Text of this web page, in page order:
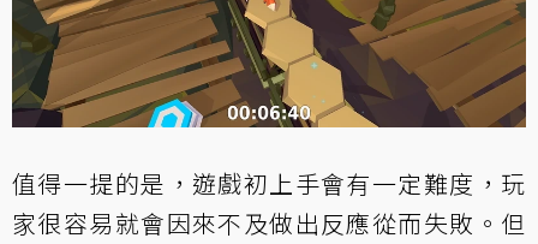
值得一提的是，遊戲初上手會有一定難度，玩
家很容易就會因來不及做出反應從而失敗。但